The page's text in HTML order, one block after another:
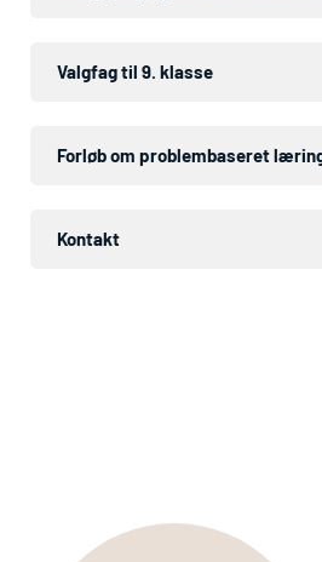
Valgfag til 9. klasse
Forløb om problembaseret
Kontakt